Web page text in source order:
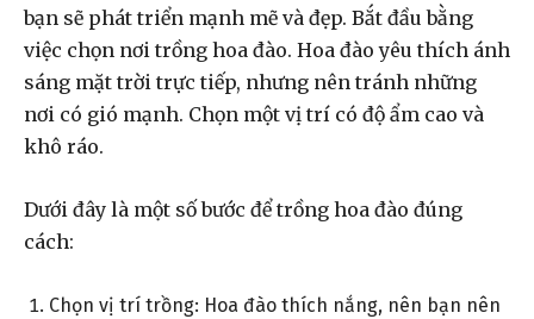
bạn sẽ phát triển mạnh mẽ và đẹp. Bắt đầu bằng
việc chọn nơi trồng hoa đào. Hoa đào yêu thích ánh
sáng mặt trời trực tiếp, nhưng nên tránh những
nơi có gió mạnh. Chọn một vị trí có độ ẩm cao và
khô ráo.
Dưới đây là một số bước để trồng hoa đào đúng
cách:
Chọn vị trí trồng: Hoa đào thích nắng, nên bạn nên